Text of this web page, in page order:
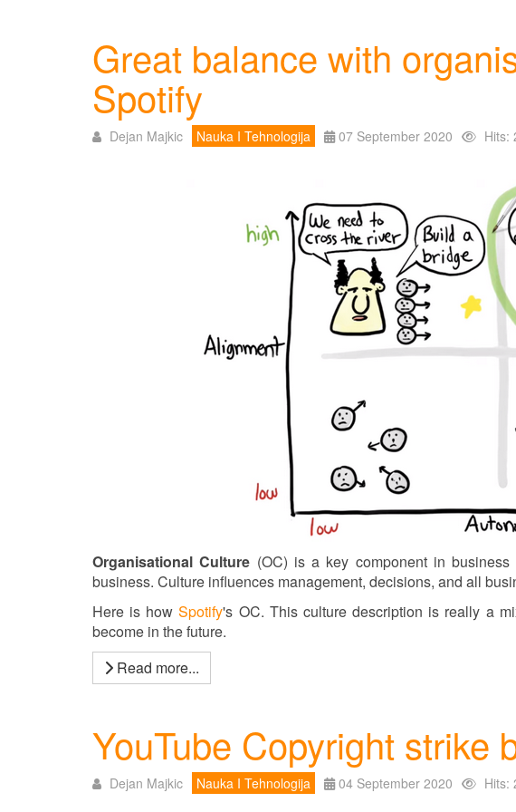
Great balance with
Spotify
Dejan Majkic Nauka I Tehnologija 07 September 2020 Hits:
Organisational Culture (OC) is a key component in
business. Culture influences management, decisions, and all
Here is howSpotify's OC. This culture description is really a
become in the future.
Read more...
YouTube Copyright strike
Dejan Majkic Nauka I Tehnologija 04 September 2020 Hits: